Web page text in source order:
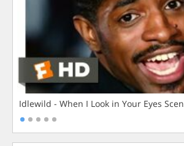
Idlewild - When I Look in Your Eyes